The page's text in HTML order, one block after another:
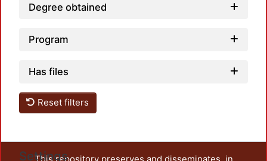
Degree obtained
Program
Has files
Reset filters
Settings